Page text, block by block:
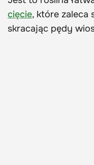
cięcie, które zaleca
skracając pędy